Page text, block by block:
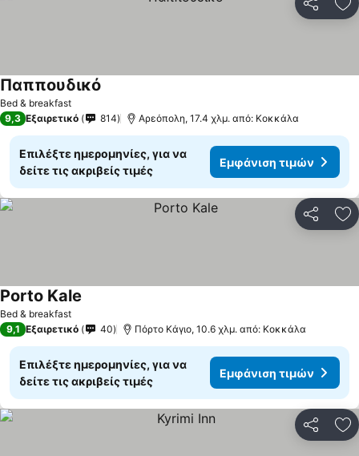
Bed & breakfast
Παππουδικό
9,3 Εξαιρετικό 814 Αρεόπολη, 17.4 χλμ. από: Κοκκάλα
Επιλέξτε ημερομηνίες, για να
δείτε τις ακριβείς τιμές
Εμφάνιση τιμών
Bed & breakfast
Porto Kale
9,1 Εξαιρετικό 40 Πόρτο Κάγιο, 10.6 χλμ. από: Κοκκάλα
Επιλέξτε ημερομηνίες, για να
δείτε τις ακριβείς τιμές
Εμφάνιση τιμών